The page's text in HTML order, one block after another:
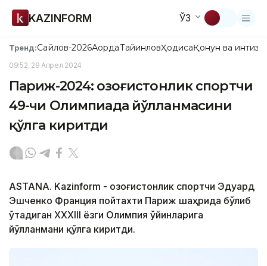
KAZINFORM ЎЗ
Тренд:Сайлов-2026АқордаТайинловҲодисаҚонун ва
09:52, 29 Апрел 2024
Париж-2024: Қозоғистонлик спортчи
49-чи Олимпиада йўлланмасини
қўлга киритди
ASTANA. Kazinform - Қозоғистонлик спортчи Эдуард
Эшченко Франция пойтахти Париж шаҳрида бўлиб
ўтадиган XXXIII ёзги Олимпия ўйинларига
йўлланмани қўлга киритди.